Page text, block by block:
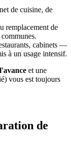
de cuisine, de
remplacement de
cabinets —
à un usage intensif.
et une
vous est toujours
de